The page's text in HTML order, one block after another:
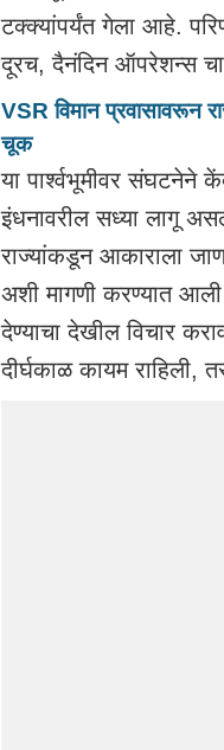
टक्क्यांपर्यंत गेला आहे.
दूरच, दैनंदिन ऑपरेशन्स
VSR विमान प्रवासावरून
चूक
या पार्श्वभूमीवर संघटनेने
इंधनावरील सध्या लागू
राज्यांकडून आकाराला
अशी मागणी करण्यात
देण्याचा देखील विचार
दीर्घकाळ कायम राहिली,